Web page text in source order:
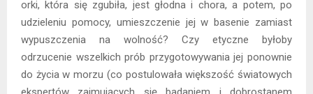
orki, która się zgubiła, jest głodna i chora, a potem, po
udzieleniu pomocy, umieszczenie jej w basenie zamiast
wypuszczenia na wolność? Czy etyczne byłoby
odrzucenie wszelkich prób przygotowywania jej ponownie
do życia w morzu (co postulowała większość światowych